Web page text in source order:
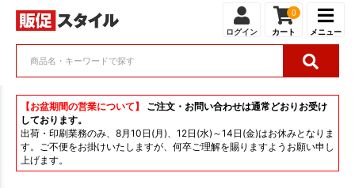
ログイン
0
カート メニュー
【お盆期間の営業について】
ご注文・お問い合わせは通常どおりお受け
しております。
出荷・印刷業務のみ、8月10日(月)、12日(水)～14日(金)はお休みとなりま
す。ご不便をお掛けいたしますが、何卒ご理解を賜りますようお願い申し
上げます。